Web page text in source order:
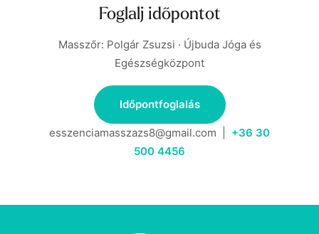
Foglalj időpontot
Masszőr: Polgár Zsuzsi · Újbuda Jóga és
Egészségközpont
Időpontfoglalás
esszenciamasszazs8@gmail.com | +36 30
500 4456